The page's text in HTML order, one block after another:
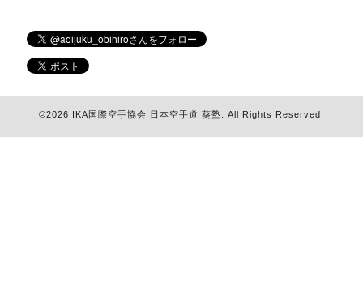
©2026 IKA国際空手協会 日本空手道 葵塾 . All Rights Reserved.